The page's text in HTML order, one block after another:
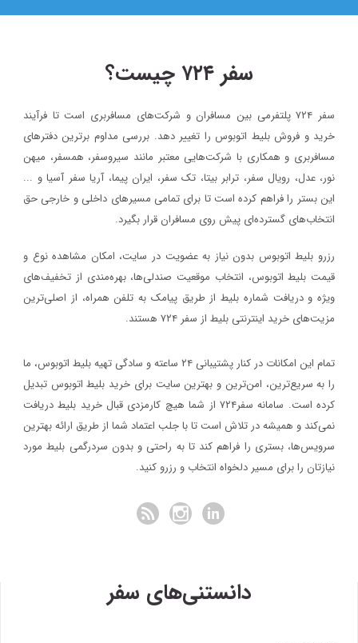
سفر ۷۲۴ چیست؟
سفر ۷۲۴ پلتفرمی بین مسافران و شرکت‌های مسافربری است تا فرآیند
خرید و فروش بلیط اتوبوس را تغییر دهد. بررسی مداوم برترین دفترهای
مسافربری و همکاری با شرکت‌هایی معتبر مانند سیروسفر، همسفر، میهن‌
نور، عدل، رویال سفر، ترابر بیتا، تک سفر، ایران پیما، آریا سفر آسیا و ...
این بستر را فراهم کرده است تا برای تمامی مسیرهای داخلی و خارجی حق
انتخاب‌های گسترده‌ای پیش روی مسافران قرار بگیرد.
رزرو بلیط اتوبوس بدون نیاز به عضویت در سایت، امکان مشاهده نوع و
قیمت بلیط اتوبوس، انتخاب موقعیت صندلی‌ها، بهره‌مندی از تخفیف‌های
ویژه و دریافت شماره‌ بلیط از طریق پیامک به تلفن همراه، از اصلی‌ترین
مزیت‌های خرید اینترنتی بلیط از سفر ۷۲۴ هستند.
تمام این امکانات در کنار پشتیبانی‌ ۲۴ ساعته و سادگی تهیه بلیط اتوبوس، ما
را به سریع‌ترین، امن‌ترین و بهترین سایت برای خرید بلیط اتوبوس تبدیل
کرده است. سامانه سفر۷۲۴ از شما هیچ کارمزدی قبال خرید بلیط دریافت
نمی‌کند و همیشه در تلاش است تا با جلب اعتماد شما از طریق ارائه بهترین
سرویس‌ها، بستری را فراهم کند تا به راحتی و بدون سردرگمی بلیط مورد
نیازتان را برای مسیر دلخواه انتخاب و رزرو کنید.
دانستنی‌های سفر